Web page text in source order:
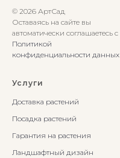
© 2026 АртСад
Оставаясь на сайте вы
автоматически соглашаетесь с
Политикой
конфиденциальности данных
Услуги
Доставка растений
Посадка растений
Гарантия на растения
Ландшафтный дизайн